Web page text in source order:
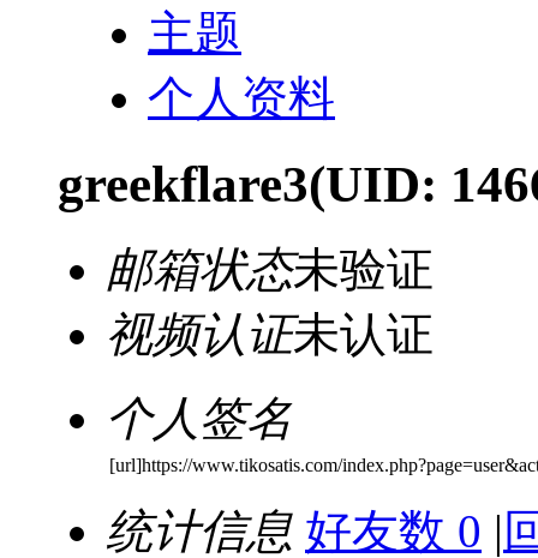
主题
个人资料
greekflare3(UID:
邮箱状态未验证
视频认证未认证
个人签名
[url]https://www.tikosatis.com/
统计信息 好友数 0 |